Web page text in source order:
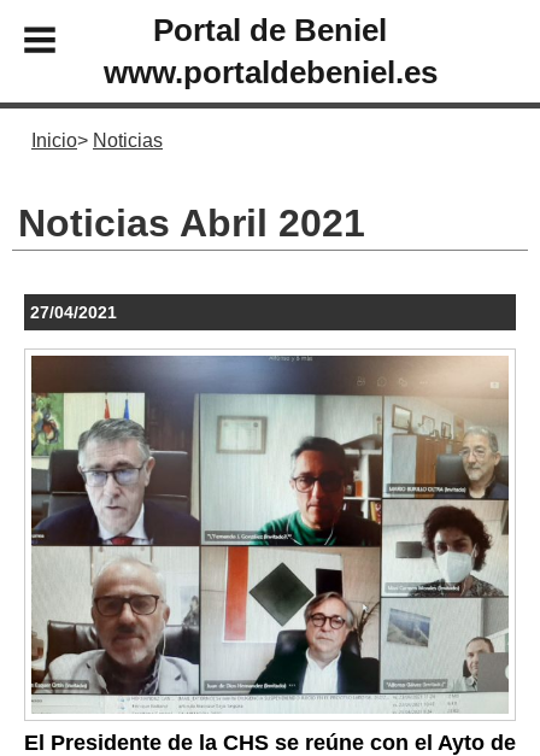
Portal de Beniel
www.portaldebeniel.es
Inicio Noticias
Noticias Abril 2021
27/04/2021
El Presidente de la CHS se reúne con el Ayto de